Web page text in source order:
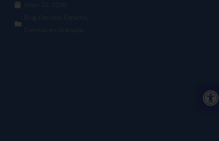
mayo 22, 2026
Blog Escuela Español ,
Eventos en Granada